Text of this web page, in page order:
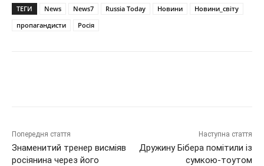
ТЕГИ News News7 Russia Today Новини
Новини_світу
пропагандисти
Росія
Попередня стаття
Знаменитий тренер висміяв
росіянина через його
Наступна стаття
Дружину Бібера помітили із
сумкою-тоутом